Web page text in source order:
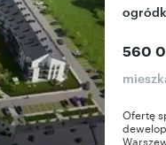
560
Ofertę